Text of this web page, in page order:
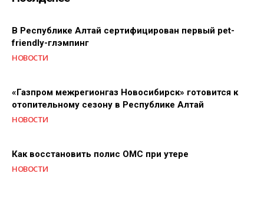
В Республике Алтай сертифицирован первый pet-
friendly-глэмпинг
НОВОСТИ
«Газпром межрегионгаз Новосибирск» готовится к
отопительному сезону в Республике Алтай
НОВОСТИ
Как восстановить полис ОМС при утере
НОВОСТИ